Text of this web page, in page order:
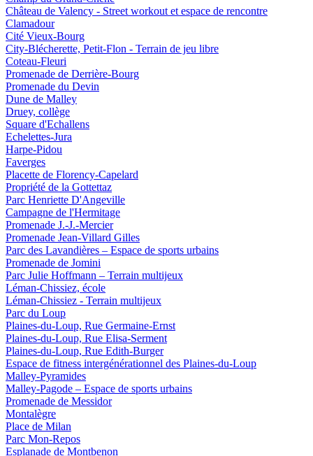
Château de Valency - Street workout et espace de rencontre
Clamadour
Cité Vieux-Bourg
City-Blécherette, Petit-Flon - Terrain de jeu libre
Coteau-Fleuri
Promenade de Derrière-Bourg
Promenade du Devin
Dune de Malley
Druey, collège
Square d'Echallens
Echelettes-Jura
Harpe-Pidou
Faverges
Placette de Florency-Capelard
Propriété de la Gottettaz
Parc Henriette D'Angeville
Campagne de l'Hermitage
Promenade J.-J.-Mercier
Promenade Jean-Villard Gilles
Parc des Lavandières – Espace de sports urbains
Promenade de Jomini
Parc Julie Hoffmann – Terrain multijeux
Léman-Chissiez, école
Léman-Chissiez - Terrain multijeux
Parc du Loup
Plaines-du-Loup, Rue Germaine-Ernst
Plaines-du-Loup, Rue Elisa-Serment
Plaines-du-Loup, Rue Edith-Burger
Espace de fitness intergénérationnel des Plaines-du-Loup
Malley-Pyramides
Malley-Pagode – Espace de sports urbains
Promenade de Messidor
Montalègre
Place de Milan
Parc Mon-Repos
Esplanade de Montbenon